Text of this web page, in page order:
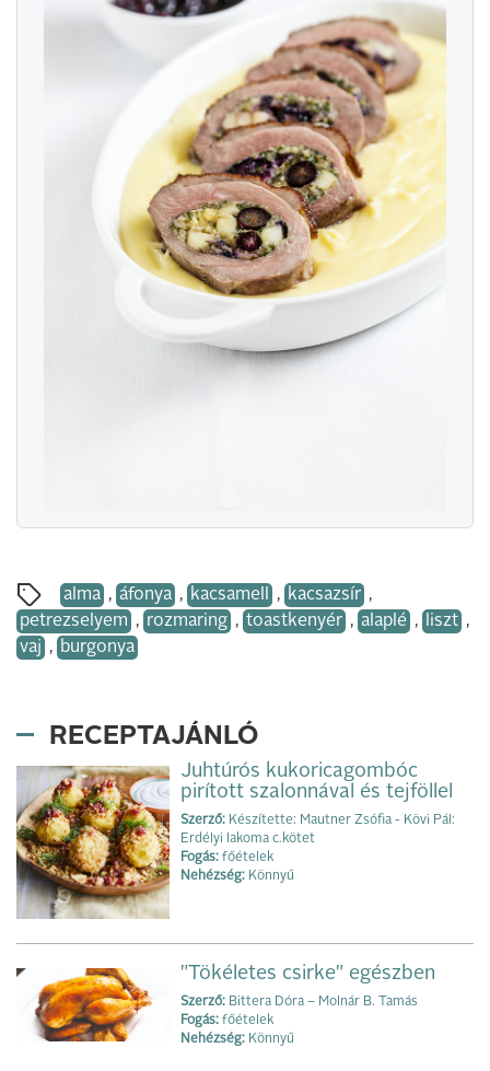
alma , áfonya , kacsamell , kacsazsír ,
petrezselyem , rozmaring , toastkenyér , alaplé , liszt ,
vaj , burgonya
RECEPTAJÁNLÓ
Juhtúrós kukoricagombóc
pirított szalonnával és tejföllel
Szerző: Készítette: Mautner Zsófia - Kövi Pál:
Erdélyi lakoma c.kötet
Fogás: főételek
Nehézség: Könnyű
"Tökéletes csirke" egészben
Szerző: Bittera Dóra – Molnár B. Tamás
Fogás: főételek
Nehézség: Könnyű